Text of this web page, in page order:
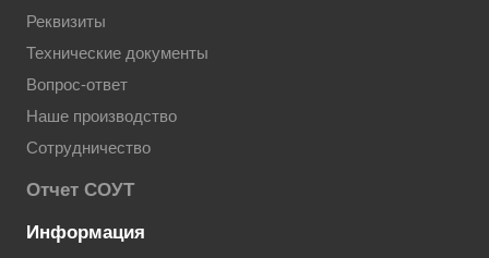
Реквизиты
Технические документы
Вопрос-ответ
Наше производство
Сотрудничество
Отчет СОУТ
Информация